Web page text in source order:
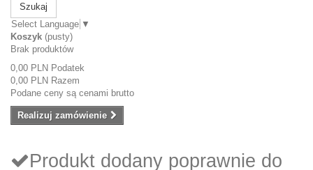
Szukaj
Select Language ▼
Koszyk (pusty)
Brak produktów
0,00 PLN Podatek
0,00 PLN Razem
Podane ceny są cenami brutto
Realizuj zamówienie
Produkt dodany poprawnie do